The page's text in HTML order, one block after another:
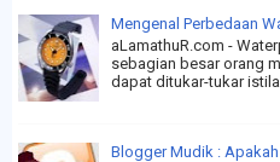
Mengenal Perbedaan
aLamathuR.com -
sebagian besar orang
dapat ditukar-tukar
Blogger Mudik :